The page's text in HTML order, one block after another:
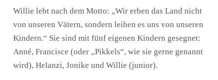
Willie lebt nach dem Motto: „Wir erben das Land nicht
von unseren Vätern, sondern leihen es uns von unseren
Kindern.“ Sie sind mit fünf eigenen Kindern gesegnet:
Anné, Francisce (oder „Pikkels“, wie sie gerne genannt
wird), Helanzi, Jonike und Willie (junior).